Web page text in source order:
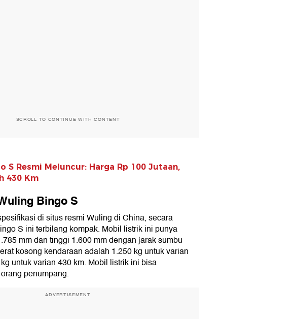
SCROLL TO CONTINUE WITH CONTENT
S Resmi Meluncur: Harga Rp 100 Jutaan,
430 Km
Bingo S
di situs resmi Wuling di China, secara
S ini terbilang kompak. Mobil listrik ini punya
mm dan tinggi 1.600 mm dengan jarak sumbu
kosong kendaraan adalah 1.250 kg untuk varian
untuk varian 430 km. Mobil listrik ini bisa
penumpang.
ADVERTISEMENT